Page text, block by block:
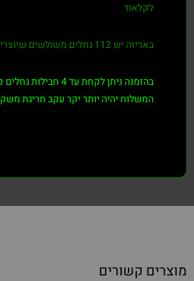
לקלאוד
באריזה יש 112 גחלים משולשים שיוצרים 28 עיגולים.
בהזמנה ניתן לקחת עד 4
המשלוח יהיה יותר יקר עקב חריגת
מוצרים קשורים